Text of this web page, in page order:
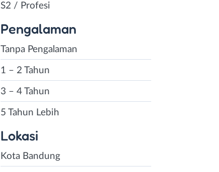
S2 / Profesi
Pengalaman
Tanpa Pengalaman
1 – 2 Tahun
3 – 4 Tahun
5 Tahun Lebih
Lokasi
Kota Bandung